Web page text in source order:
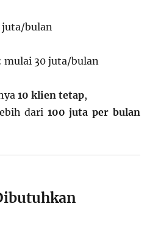
juta/bulan
mulai 30 juta/bulan
10 klien tetap,
dari 100 juta per bulan